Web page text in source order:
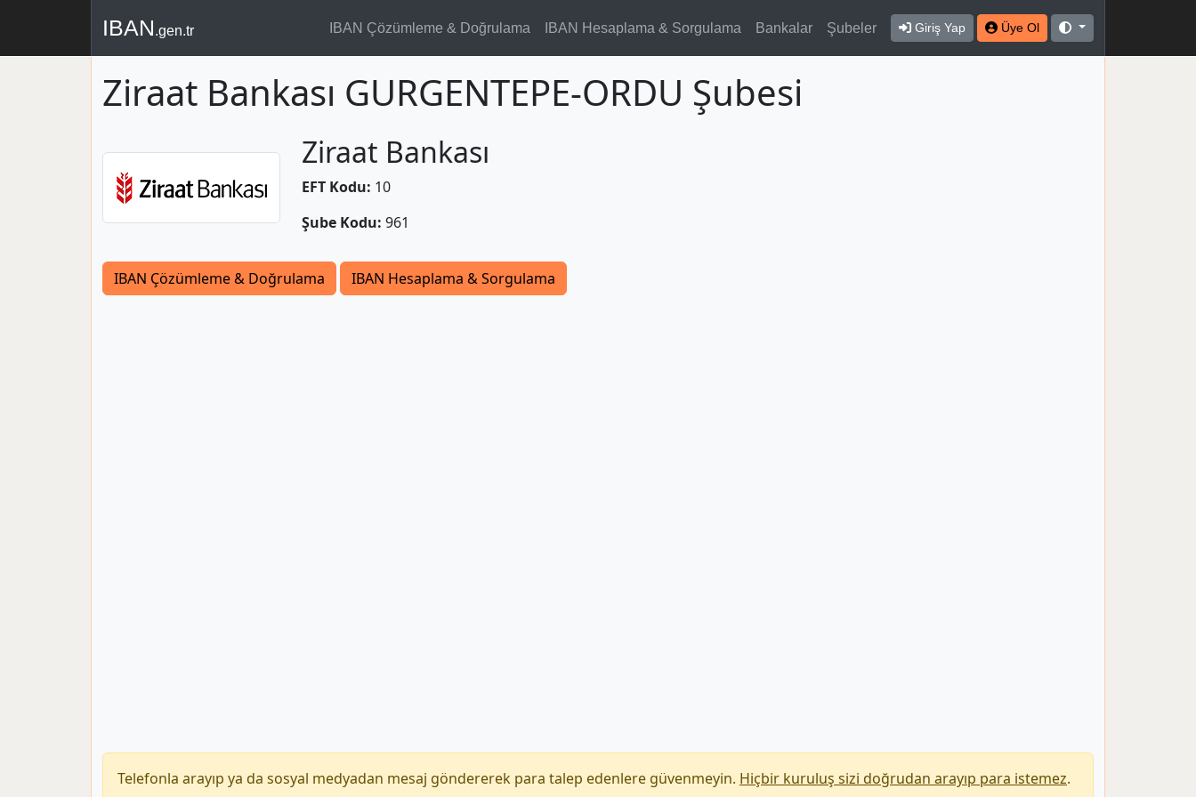
IBAN.gen.tr IBAN Çözümleme & Doğrulama IBAN Hesaplama & Sorgulama Bankalar Şubeler Giriş Yap Üye Ol
Ziraat Bankası GURGENTEPE-ORDU Şubesi
Ziraat Bankası
EFT Kodu: 10
Şube Kodu: 961
IBAN Çözümleme & Doğrulama IBAN Hesaplama & Sorgulama
Telefonla arayıp ya da sosyal medyadan mesaj göndererek para talep edenlere güvenmeyin. Hiçbir kuruluş sizi doğrudan arayıp para istemez.